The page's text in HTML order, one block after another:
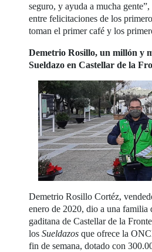
seguro, y ayuda a mucha
entre felicitaciones de los
toman el primer café y los
Demetrio Rosillo, un millón y
Sueldazo en Castellar de la
Demetrio Rosillo Cortéz,
enero de 2020, dio a una familia
gaditana de Castellar de la
losSueldazos que ofrece la
fin de semana, dotado con